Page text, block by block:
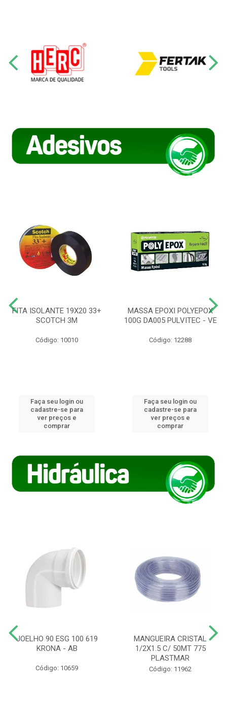
FITA ISOLANTE 19X20 33+
SCOTCH 3M
Código: 10010
Faça seu login ou
cadastre-se para
ver preços e
comprar
MASSA EPOXI POLYEPOX
100G DA005 PULVITEC - VE
Código: 12288
Faça seu login ou
cadastre-se para
ver preços e
comprar
JOELHO 90 ESG 100 619
KRONA - AB
Código: 10659
MANGUEIRA CRISTAL
1/2X1.5 C/ 50MT 775
PLASTMAR
Código: 11962